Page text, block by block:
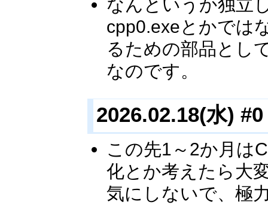
なんというか独立
cpp0.exeとかでは
るための部品とし
なのです。
2026.02.18(水) #0
この先1～2か月は
化とか考えたら大
気にしないで、極